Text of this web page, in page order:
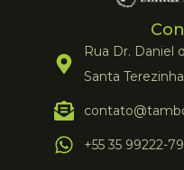
Rua Dr. Daniel
Santa
+55 35 99222-